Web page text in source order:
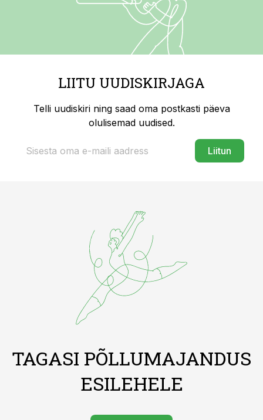
LIITU UUDISKIRJAGA
Telli uudiskiri ning saad oma postkasti päeva
olulisemad uudised.
Liitun
TAGASI PÕLLUMAJANDUS
ESILEHELE